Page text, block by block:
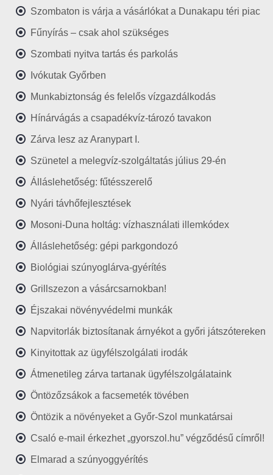
Szombaton is várja a vásárlókat a Dunakapu téri piac
Fűnyírás – csak ahol szükséges
Szombati nyitva tartás és parkolás
Ivókutak Győrben
Munkabiztonság és felelős vízgazdálkodás
Hínárvágás a csapadékvíz-tározó tavakon
Zárva lesz az Aranypart I.
Szünetel a melegvíz-szolgáltatás július 29-én
Álláslehetőség: fűtésszerelő
Nyári távhőfejlesztések
Mosoni-Duna holtág: vízhasználati illemkódex
Álláslehetőség: gépi parkgondozó
Biológiai szúnyoglárva-gyérítés
Grillszezon a vásárcsarnokban!
Éjszakai növényvédelmi munkák
Napvitorlák biztosítanak árnyékot a győri játszótereken
Kinyitottak az ügyfélszolgálati irodák
Átmenetileg zárva tartanak ügyfélszolgálataink
Öntözőzsákok a facsemeték tövében
Öntözik a növényeket a Győr-Szol munkatársai
Csaló e-mail érkezhet „gyorszol.hu” végződésű címről!
Elmarad a szúnyoggyérítés